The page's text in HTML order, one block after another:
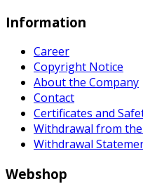
Information
Career
Copyright Notice
About the Company
Contact
Certificates and
Withdrawal from
Withdrawal
Webshop